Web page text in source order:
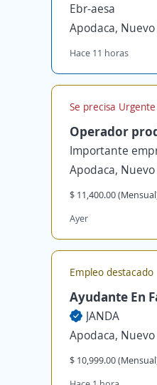
Ebr-aesa
Apodaca,
Hace 11 horas
Se precisa Urgente
Operador
Importante
Apodaca,
$ 11,400.00
Ayer
Empleo destacado
Ayudante En
JANDA
Apodaca,
$ 10,999.00